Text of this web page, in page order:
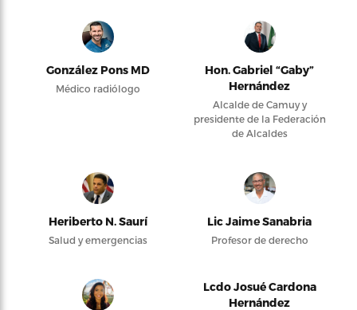
González Pons MD
Médico radiólogo
Hon. Gabriel “Gaby”
Hernández
Alcalde de Camuy y
presidente de la Federación
de Alcaldes
Heriberto N. Saurí
Salud y emergencias
Lic Jaime Sanabria
Profesor de derecho
Lcdo Josué Cardona
Hernández